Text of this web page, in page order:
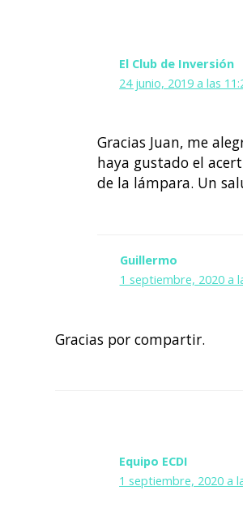
El Club de Inversión
24 junio, 2019 a las
Gracias Juan, me
haya gustado el
de la lámpara. Un
Guillermo
1 septiembre, 2020 a
Gracias por compartir.
Equipo ECDI
1 septiembre, 2020 a